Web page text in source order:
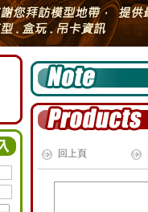
回上頁